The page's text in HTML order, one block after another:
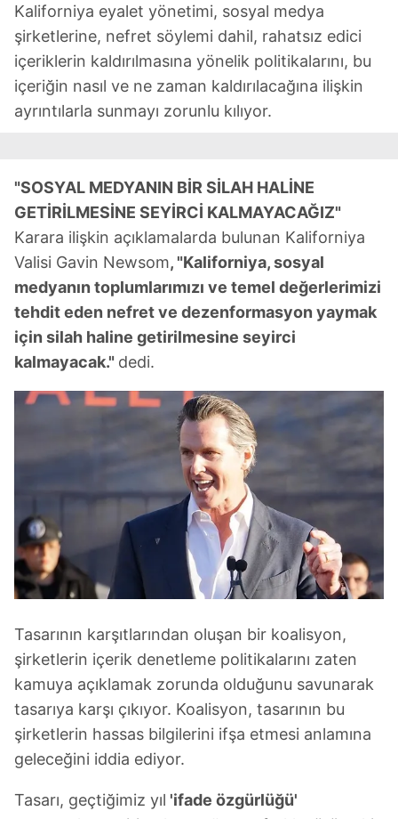
Kaliforniya eyalet yönetimi, sosyal medya
şirketlerine, nefret söylemi dahil, rahatsız edici
içeriklerin kaldırılmasına yönelik politikalarını, bu
içeriğin nasıl ve ne zaman kaldırılacağına ilişkin
ayrıntılarla sunmayı zorunlu kılıyor.
"SOSYAL MEDYANIN BİR SİLAH HALİNE
GETİRİLMESİNE SEYİRCİ KALMAYACAĞIZ"
Karara ilişkin açıklamalarda bulunan Kaliforniya
Valisi Gavin Newsom, "Kaliforniya, sosyal
medyanın toplumlarımızı ve temel değerlerimizi
tehdit eden nefret ve dezenformasyon yaymak
için silah haline getirilmesine seyirci
kalmayacak." dedi.
Tasarının karşıtlarından oluşan bir koalisyon,
şirketlerin içerik denetleme politikalarını zaten
kamuya açıklamak zorunda olduğunu savunarak
tasarıya karşı çıkıyor. Koalisyon, tasarının bu
şirketlerin hassas bilgilerini ifşa etmesi anlamına
geleceğini iddia ediyor.
Tasarı, geçtiğimiz yıl 'ifade özgürlüğü'